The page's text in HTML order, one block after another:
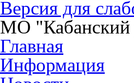
Версия для
МО "Кабанский
Главная
Информация